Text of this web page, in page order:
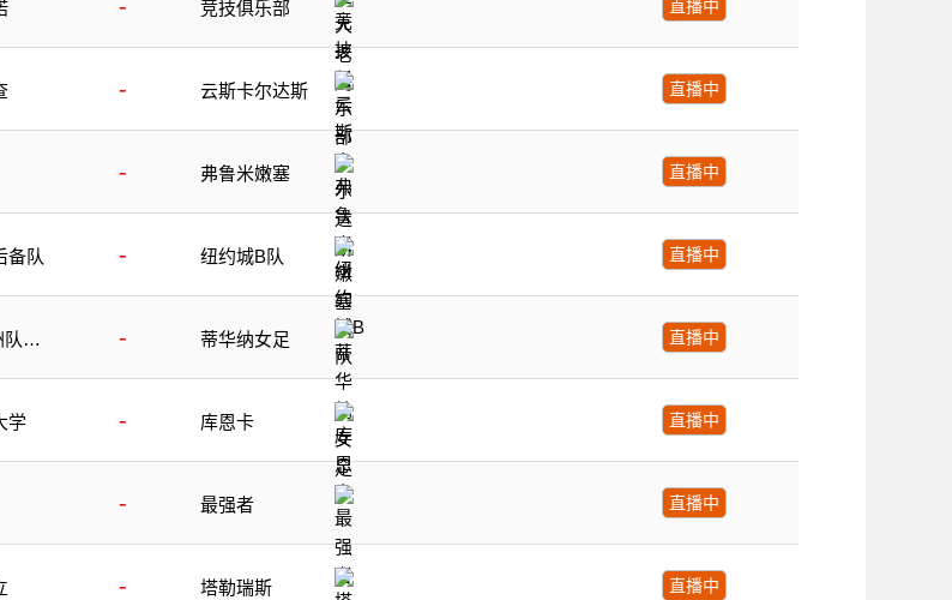
- 竞技俱乐部 直播中
- 云斯卡尔达斯 直播中
- 弗鲁米嫩塞 直播中
备队 - 纽约城B队 直播中
女
- 蒂华纳女足 直播中
学 - 库恩卡 直播中
- 最强者 直播中
- 塔勒瑞斯 直播中